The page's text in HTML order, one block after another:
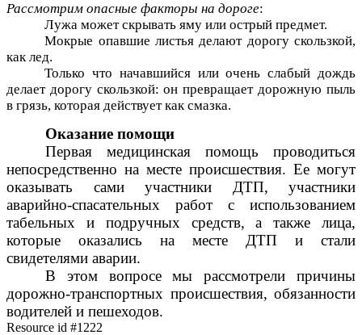
Рассмотрим опасные факторы на дороге:
Лужа может скрывать яму или острый предмет.
Мокрые опавшие листья делают дорогу скользкой,
как лед.
Только что начавшийся или очень слабый дождь
делает дорогу скользкой: он превращает дорожную пыль
в грязь, которая действует как смазка.
Оказание помощи
Первая медицинская помощь проводиться
непосредственно на месте происшествия. Ее могут
оказывать сами участники ДТП, участники
аварийно-спасательных работ с использованием
табельных и подручных средств, а также лица,
которые оказались на месте ДТП и стали
свидетелями аварии.
В этом вопросе мы рассмотрели причины
дорожно-транспортных происшествия, обязанности
водителей и пешеходов.
Resource id #1222